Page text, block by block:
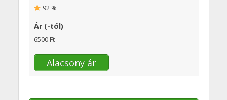
92 %
Ár (-tól)
6500 Ft
Alacsony ár